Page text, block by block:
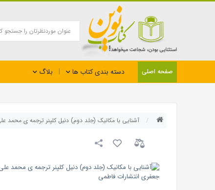
صفحه اصلی دسته بندی کتاب ها بلاگ
آشنایی با مکانیک (جلد دوم) دنیل کلپنر ترجمه ی محمد